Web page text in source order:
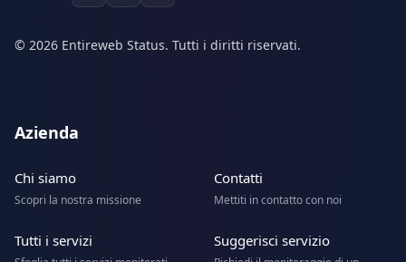
© 2026 Entireweb Status. Tutti i diritti riservati.
Azienda
Chi siamo
Scopri la nostra missione
Contatti
Mettiti in contatto con noi
Tutti i servizi Suggerisci servizio